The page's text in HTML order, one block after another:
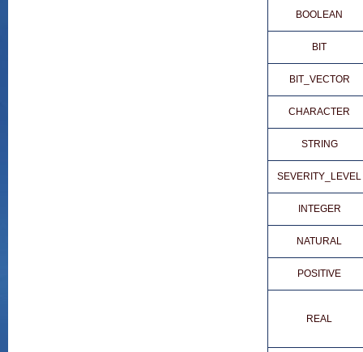
BOOLEAN
BIT
BIT_VECTOR
CHARACTER
STRING
SEVERITY_LEVEL
INTEGER
NATURAL
POSITIVE
REAL